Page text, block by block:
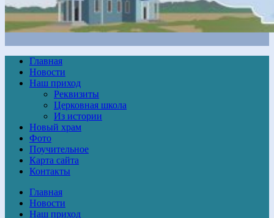
Главная
Новости
Наш приход
Реквизиты
Церковная школа
Из истории
Новый храм
Фото
Поучительное
Карта сайта
Контакты
Главная
Новости
Наш приход